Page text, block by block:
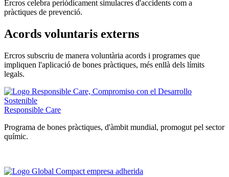
Ercros celebra periòdicament simulacres d'accidents com a
pràctiques de prevenció.
Acords voluntaris externs
Ercros subscriu de manera voluntària acords i programes que
impliquen l'aplicació de bones pràctiques, més enllà dels límits
legals.
Responsible Care
Programa de bones pràctiques, d'àmbit mundial, promogut pel sector
químic.